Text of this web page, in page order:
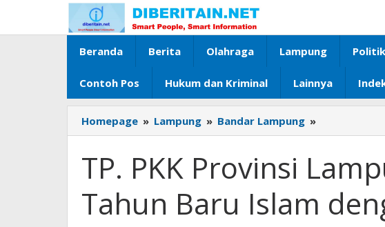
konten
Beranda Berita Olahraga Lampung Politik
Contoh Pos Hukum dan Kriminal Lainnya
Homepage » Lampung » Bandar Lampung »
PKK
Lampung
Rayakan
Tahun
Baru
TP. PKK Provinsi
Tahun Baru Islam